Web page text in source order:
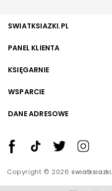
SWIATKSIAZKI.PL
PANEL KLIENTA
KSIĘGARNIE
WSPARCIE
DANE ADRESOWE
Copyright © 2026
Zwiększ rozmiar czcionki